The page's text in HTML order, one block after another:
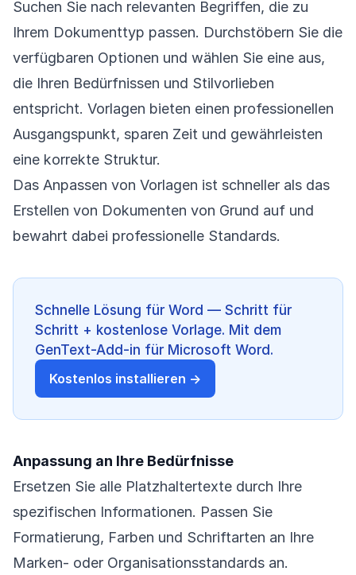
Suchen Sie nach relevanten Begriffen, die zu
Ihrem Dokumenttyp passen. Durchstöbern Sie die
verfügbaren Optionen und wählen Sie eine aus,
die Ihren Bedürfnissen und Stilvorlieben
entspricht. Vorlagen bieten einen professionellen
Ausgangspunkt, sparen Zeit und gewährleisten
eine korrekte Struktur.
Das Anpassen von Vorlagen ist schneller als das
Erstellen von Dokumenten von Grund auf und
bewahrt dabei professionelle Standards.
Schnelle Lösung für Word — Schritt für
Schritt + kostenlose Vorlage. Mit dem
GenText-Add-in für Microsoft Word.
Kostenlos installieren →
Anpassung an Ihre Bedürfnisse
Ersetzen Sie alle Platzhaltertexte durch Ihre
spezifischen Informationen. Passen Sie
Formatierung, Farben und Schriftarten an Ihre
Marken- oder Organisationsstandards an.